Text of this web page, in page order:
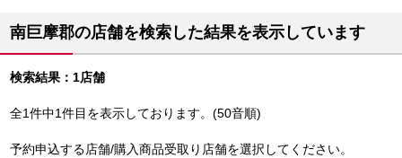
南巨摩郡の店舗を検索した結果を表示しています
検索結果：1店舗
全1件中1件目を表示しております。(50音順)
予約申込する店舗/購入商品受取り店舗を選択してください。